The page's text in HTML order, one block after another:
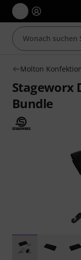
Molton
Stageworx
Bundle